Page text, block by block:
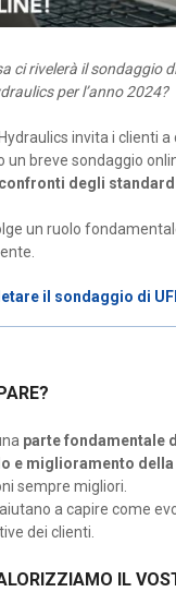
ci rivelerà il sondaggio
per l’anno 2024?
invita i clienti
breve sondaggio
degli standard
un ruolo
il sondaggio di
parte fondamentale
e miglioramento della
sempre migliori.
a capire come
dei clienti.
IL